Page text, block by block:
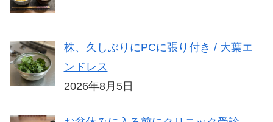
株、久しぶりにPCに張り付き / 大葉エ
ンドレス
2026年8月5日